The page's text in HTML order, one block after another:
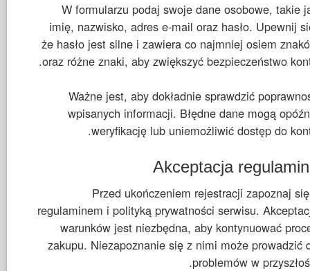
W formularzu podaj swoje dane osobowe, takie
imię, nazwisko, adres e-mail oraz hasło. Upewnij
że hasło jest silne i zawiera co najmniej osiem
oraz różne znaki, aby zwiększyć bezpieczeństwo
Ważne jest, aby dokładnie sprawdzić
wpisanych informacji. Błędne dane mogą
weryfikację lub uniemożliwić dostęp do
Akceptacja
Przed ukończeniem rejestracji zapoznaj
regulaminem i polityką prywatności serwisu.
warunków jest niezbędna, aby kontynuować
zakupu. Niezapoznanie się z nimi może prowadzić
problemów w